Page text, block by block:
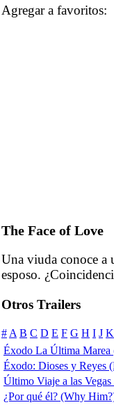
Agregar a
The Face of Love
Una viuda conoce a
esposo.
Otros Trailers
# A B C D E F G H I J K
Éxodo La Última Marea
Éxodo: Dioses y Reyes
Último Viaje a las Vegas
¿Por qué él? (Why